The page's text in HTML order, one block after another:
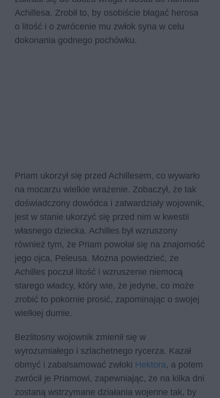
Achillesa. Zrobił to, by osobiście błagać herosa
o litość i o zwrócenie mu zwłok syna w celu
dokonania godnego pochówku.
Priam ukorzył się przed Achillesem, co wywarło
na mocarzu wielkie wrażenie. Zobaczył, że tak
doświadczony dowódca i zatwardziały wojownik,
jest w stanie ukorzyć się przed nim w kwestii
własnego dziecka. Achilles był wzruszony
również tym, że Priam powołał się na znajomość
jego ojca, Peleusa. Można powiedzieć, że
Achilles poczuł litość i wzruszenie niemocą
starego władcy, który wie, że jedyne, co może
zrobić to pokornie prosić, zapominając o swojej
wielkiej dumie.
Bezlitosny wojownik zmienił się w
wyrozumiałego i szlachetnego rycerza. Kazał
obmyć i zabalsamować zwłoki Hektora, a potem
zwrócił je Priamowi, zapewniając, że na kilka dni
zostaną wstrzymane działania wojenne tak, by